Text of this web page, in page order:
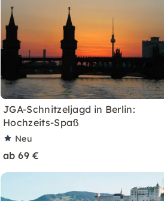
JGA-Schnitzeljagd in Berlin:
Hochzeits-Spaß
Neu
ab 69 €